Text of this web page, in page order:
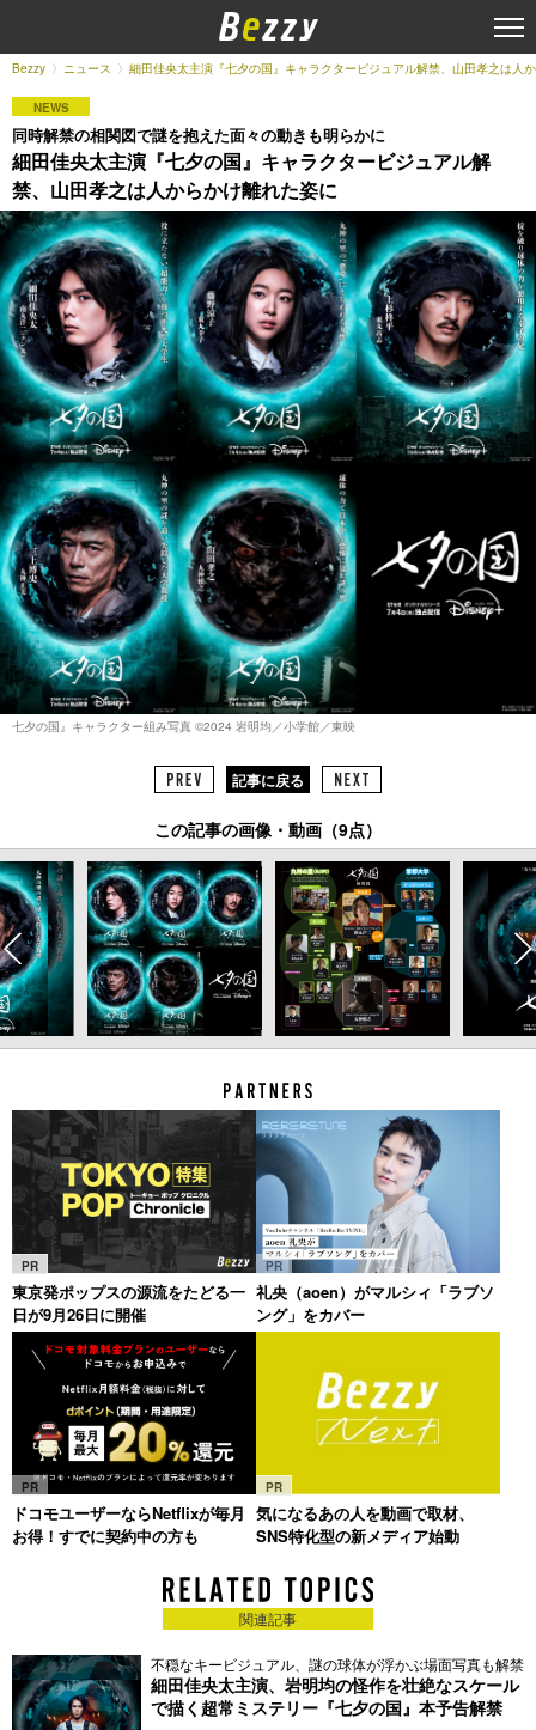
Bezzy ニュース 細田佳央太主演『七夕の国』キャラクタービジュアル解禁、山田孝之は人
NEWS
同時解禁の相関図で謎を抱えた面々の動きも明らかに
細田佳央太主演『七夕の国』キャラクタービジュアル解
禁、山田孝之は人からかけ離れた姿に
七夕の国』キャラクター組み写真 ©︎2024 岩明均／小学館／東映
記事に戻る
この記事の画像・動画（9点）
PR
東京発ポップスの源流をたどる一
日が9月26日に開催
PR
礼央（aoen）がマルシィ「ラブソ
ング」をカバー
PR
ドコモユーザーならNetflixが毎月
お得！すでに契約中の方も
PR
気になるあの人を動画で取材、
SNS特化型の新メディア始動
関連記事
不穏なキービジュアル、謎の球体が浮かぶ場面写真も解禁
細田佳央太主演、岩明均の怪作を壮絶なスケール
で描く超常ミステリー『七夕の国』本予告解禁